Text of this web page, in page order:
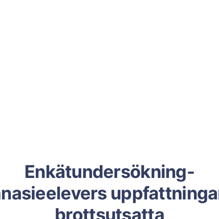
Enkätundersökning-
brottsutsatta